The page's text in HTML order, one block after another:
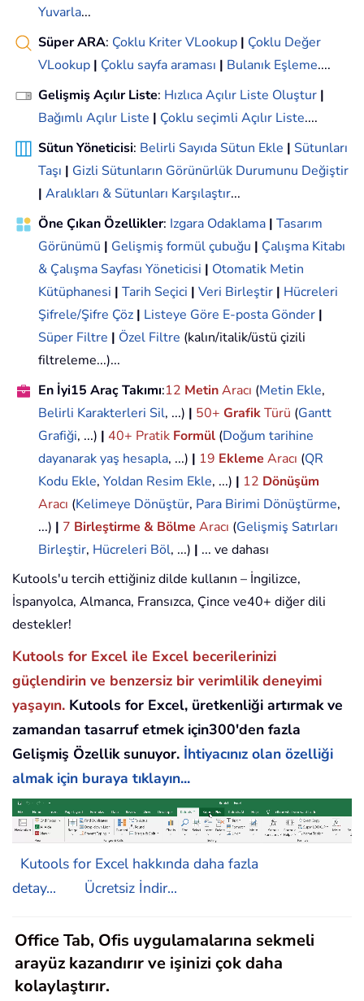
Yuvarla...
Süper ARA: Çoklu Kriter VLookup | Çoklu Değer
VLookup | Çoklu sayfa araması | Bulanık Eşleme....
Gelişmiş Açılır Liste: Hızlıca Açılır Liste Oluştur |
Bağımlı Açılır Liste | Çoklu seçimli Açılır Liste....
Sütun Yöneticisi: Belirli Sayıda Sütun Ekle | Sütunları
Taşı | Gizli Sütunların Görünürlük Durumunu Değiştir
| Aralıkları & Sütunları Karşılaştır...
Öne Çıkan Özellikler: Izgara Odaklama | Tasarım
Görünümü | Gelişmiş formül çubuğu | Çalışma Kitabı
& Çalışma Sayfası Yöneticisi | Otomatik Metin
Kütüphanesi | Tarih Seçici | Veri Birleştir | Hücreleri
Şifrele/Şifre Çöz | Listeye Göre E-posta Gönder |
Süper Filtre | Özel Filtre (kalın/italik/üstü çizili
filtreleme...)...
En İyi15 Araç Takımı:12 MetinAracı (Metin Ekle,
Belirli Karakterleri Sil, ...) | 50+ GrafikTürü (Gantt
Grafiği, ...) | 40+ Pratik Formül (Doğum tarihine
dayanarak yaş hesapla, ...) | 19 Ekleme Aracı (QR
Kodu Ekle, Yoldan Resim Ekle, ...) | 12 Dönüşüm
Aracı (Kelimeye Dönüştür, Para Birimi Dönüştürme,
...) | 7 Birleştirme & Bölme Aracı (Gelişmiş Satırları
Birleştir, Hücreleri Böl, ...) | ... ve dahası
Kutools'u tercih ettiğiniz dilde kullanın – İngilizce,
İspanyolca, Almanca, Fransızca, Çince ve40+ diğer dili
destekler!
Kutools for Excel ile Excel becerilerinizi
güçlendirin ve benzersiz bir verimlilik deneyimi
yaşayın. Kutools for Excel, üretkenliği artırmak ve
zamandan tasarruf etmek için300'den fazla
Gelişmiş Özellik sunuyor. İhtiyacınız olan özelliği
almak için buraya tıklayın...
Kutools for Excel hakkında daha fazla
detay...
Ücretsiz İndir...
Office Tab, Ofis uygulamalarına sekmeli
arayüz kazandırır ve işinizi çok daha
kolaylaştırır.